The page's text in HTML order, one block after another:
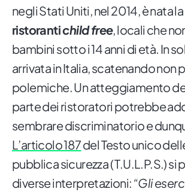
negli Stati Uniti, nel 2014, è nata
ristorantichild free, locali che
bambini sotto i 14 anni di età. In
arrivata in Italia, scatenando non
polemiche. Un atteggiamento
parte dei ristoratori potrebbe
sembrare discriminatorio e
L’articolo 187del Testo unico
pubblica sicurezza ( T.U.L.P.S.) si
diverse interpretazioni: “Gli